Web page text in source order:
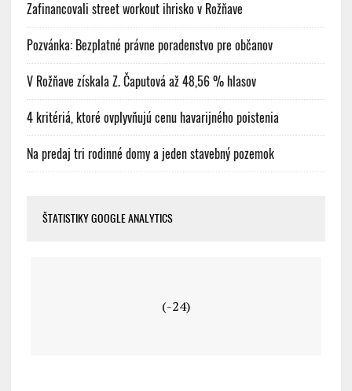
Zafinancovali street workout ihrisko v Rožňave
Pozvánka: Bezplatné právne poradenstvo pre občanov
V Rožňave získala Z. Čaputová až 48,56 % hlasov
4 kritériá, ktoré ovplyvňujú cenu havarijného poistenia
Na predaj tri rodinné domy a jeden stavebný pozemok
ŠTATISTIKY GOOGLE ANALYTICS
(-24)